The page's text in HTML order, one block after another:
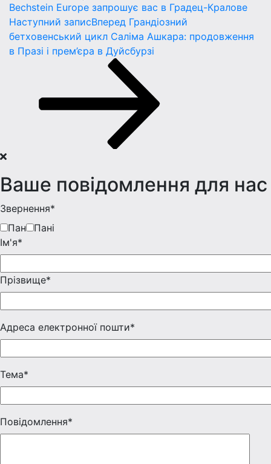
Bechstein Europe запрошує вас в Градец-Кралове
Наступний записВперед Грандіозний
бетховенський цикл Саліма Ашкара: продовження
в Празі і прем’єра в Дуйсбурзі
Ваше повідомлення для нас
Звернення*
Пан
Пані
Iм'я*
Прізвище*
Адреса електронної пошти*
Тема*
Повідомлення*